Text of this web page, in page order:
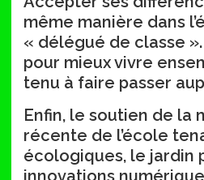
même manière dans
« délégué de classe
pour mieux vivre
tenu à faire passer
Enfin, le soutien de la
récente de l’école
écologiques, le jardin
innovations